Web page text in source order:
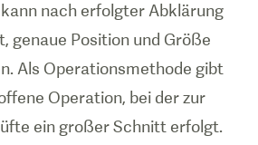
nach erfolgter Abklärung
genaue Position und Größe
Als Operationsmethode gibt
Operation, bei der zur
ein großer Schnitt erfolgt.